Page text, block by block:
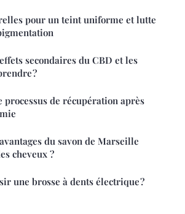
pour un teint uniforme et lutte
secondaires du CBD et les
?
de récupération après
du savon de Marseille
cheveux ?
une brosse à dents électrique ?